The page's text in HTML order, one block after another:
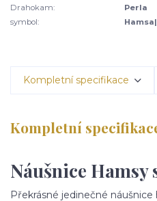
Drahokam:
Perla
symbol:
Kompletní specifikace
Kompletní
Náušnice Hamsy
Překrásné jedinečné